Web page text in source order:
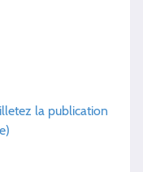
la publication